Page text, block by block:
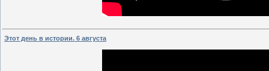
Этот день в истории. 6 августа